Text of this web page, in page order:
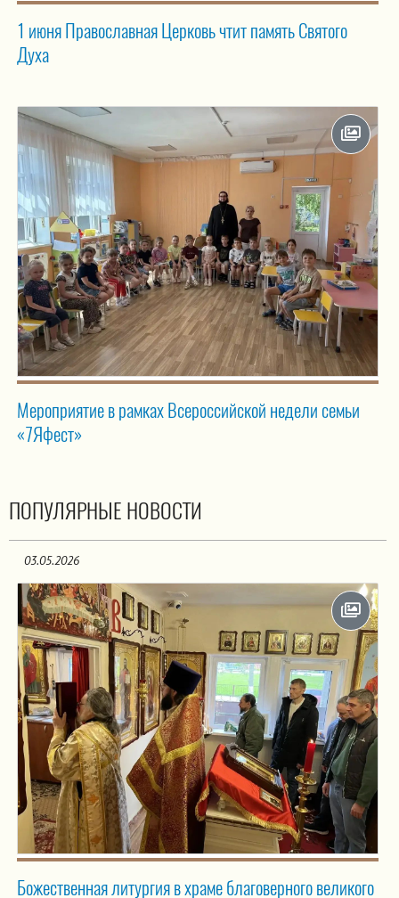
1 июня Православная Церковь чтит память Святого
Духа
Мероприятие в рамках Всероссийской недели семьи
«7Яфест»
ПОПУЛЯРНЫЕ НОВОСТИ
03.05.2026
Божественная литургия в храме благоверного великого